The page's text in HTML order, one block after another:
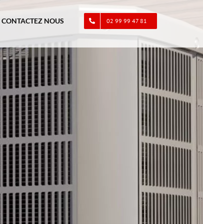
CONTACTEZ NOUS 02 99 99 47 81